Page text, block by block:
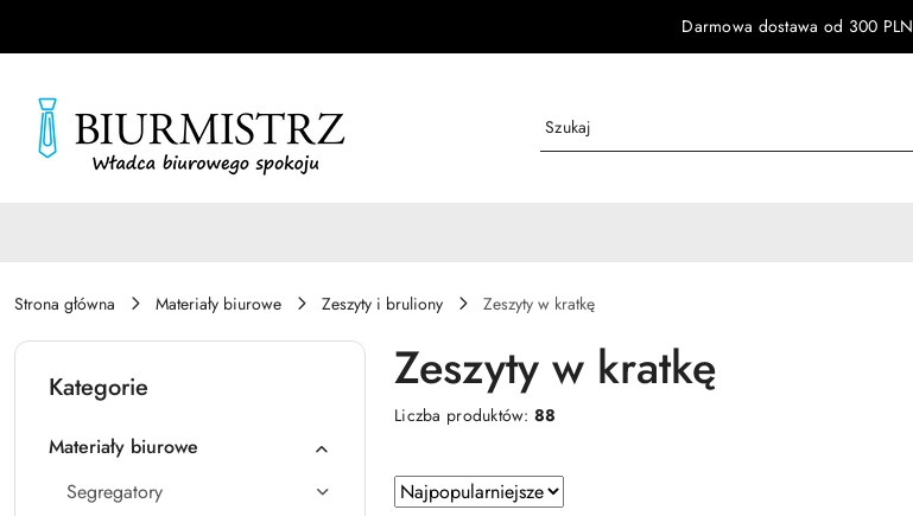
Darmowa dostawa od 300 PLN
Strona główna Materiały biurowe Zeszyty i bruliony Zeszyty w kratkę
Kategorie
Materiały biurowe
Segregatory
Zeszyty w kratkę
Liczba produktów:88
Zastosowano
Sortuj